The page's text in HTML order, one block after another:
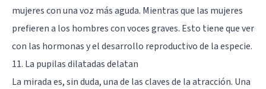
mujeres con una voz más aguda. Mientras que las mujeres
prefieren a los hombres con voces graves. Esto tiene que ver
con las hormonas y el desarrollo reproductivo de la especie.
11. La pupilas dilatadas delatan
La mirada es, sin duda, una de las claves de la atracción. Una